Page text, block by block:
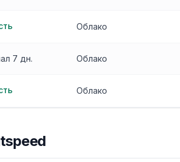
Облако
7 дн. Облако
Облако